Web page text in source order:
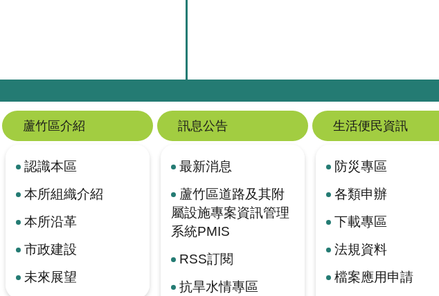
蘆竹區介紹
認識本區
本所組織介紹
本所沿革
市政建設
未來展望
訊息公告
最新消息
蘆竹區道路及其附
屬設施專案資訊管理
系統PMIS
RSS訂閱
抗旱水情專區
生活便民資訊
防災專區
各類申辦
下載專區
法規資料
檔案應用申請